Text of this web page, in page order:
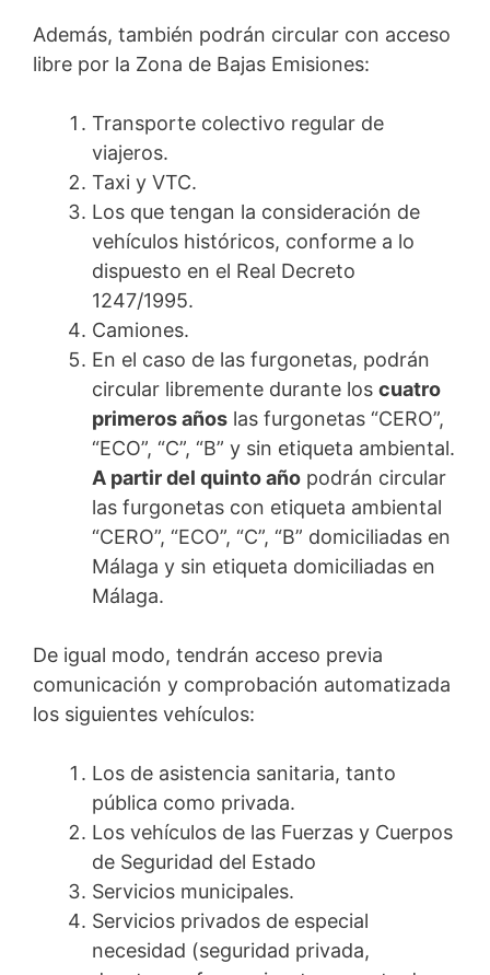
Además, también podrán circular con acceso
libre por la Zona de Bajas Emisiones:
Transporte colectivo regular de
viajeros.
Taxi y VTC.
Los que tengan la consideración de
vehículos históricos, conforme a lo
dispuesto en el Real Decreto
1247/1995.
Camiones.
En el caso de las furgonetas, podrán
circular libremente durante los cuatro
primeros años las furgonetas “CERO”,
“ECO”, “C”, “B” y sin etiqueta ambiental.
A partir del quinto año podrán circular
las furgonetas con etiqueta ambiental
“CERO”, “ECO”, “C”, “B” domiciliadas en
Málaga y sin etiqueta domiciliadas en
Málaga.
De igual modo, tendrán acceso previa
comunicación y comprobación automatizada
los siguientes vehículos:
Los de asistencia sanitaria, tanto
pública como privada.
Los vehículos de las Fuerzas y Cuerpos
de Seguridad del Estado
Servicios municipales.
Servicios privados de especial
necesidad (seguridad privada,